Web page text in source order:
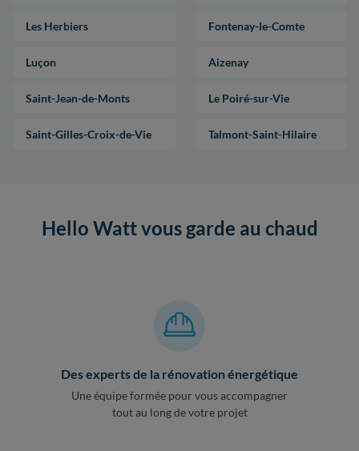
Les Herbiers Fontenay-le-Comte
Luçon Aizenay
Saint-Jean-de-Monts Le Poiré-sur-Vie
Saint-Gilles-Croix-de-Vie Talmont-Saint-Hilaire
Hello Watt vous garde au chaud
Des experts de la rénovation énergétique
Une équipe formée pour vous accompagner
tout au long de votre projet